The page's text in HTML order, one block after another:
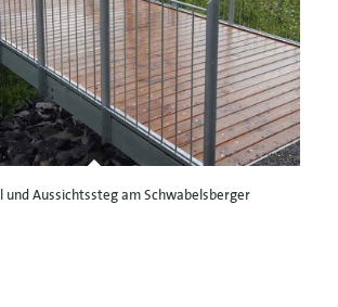
und Aussichtssteg am Schwabelsberger